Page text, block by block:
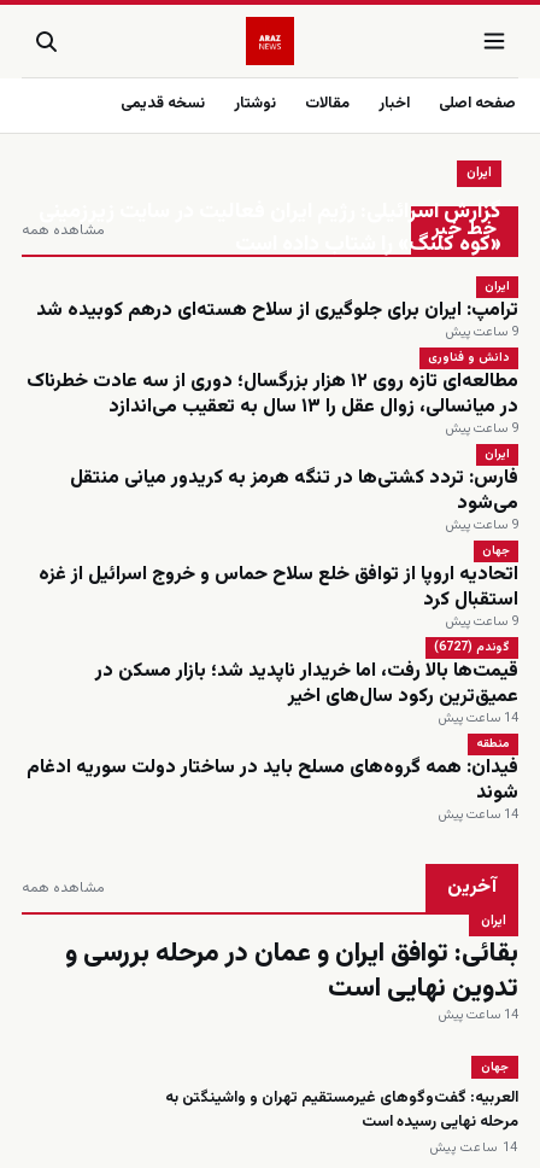
صفحه اصلی اخبار مقالات نوشتار نسخه قدیمی
زنده
خط خبر مشاهده همه
ایران
گزارش اسرائیلی: رژیم ایران فعالیت در سایت زیرزمینی
«کوه کلنگ» را شتاب داده است
ایران
ترامپ: ایران برای جلوگیری از سلاح هسته‌ای درهم کوبیده شد
9 ساعت پیش
دانش و فناوری
مطالعه‌ای تازه روی ۱۲ هزار بزرگسال؛ دوری از سه عادت خطرناک
در میانسالی، زوال عقل را ۱۳ سال به تعقیب می‌اندازد
9 ساعت پیش
ایران
فارس: تردد کشتی‌ها در تنگه هرمز به کریدور میانی منتقل
می‌شود
9 ساعت پیش
جهان
اتحادیه اروپا از توافق خلع سلاح حماس و خروج اسرائیل از غزه
استقبال کرد
9 ساعت پیش
گوندم (6727)
قیمت‌ها بالا رفت، اما خریدار ناپدید شد؛ بازار مسکن در
عمیق‌ترین رکود سال‌های اخیر
14 ساعت پیش
منطقه
فیدان: همه گروه‌های مسلح باید در ساختار دولت سوریه ادغام
شوند
14 ساعت پیش
آخرین مشاهده همه
ایران
بقائی: توافق ایران و عمان در مرحله بررسی و
تدوین نهایی است
14 ساعت پیش
جهان
العربیه: گفت‌وگوهای غیرمستقیم تهران و واشینگتن به
مرحله نهایی رسیده است
14 ساعت پیش